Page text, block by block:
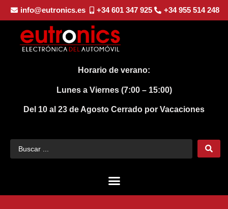
info@eutronics.es +34 601 347 925 +34 955 514 248
Horario de verano:
Lunes a Viernes (7:00 – 15:00)
Del 10 al 23 de Agosto Cerrado por Vacaciones